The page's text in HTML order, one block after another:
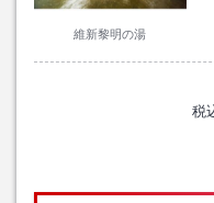
維新黎明の湯
税